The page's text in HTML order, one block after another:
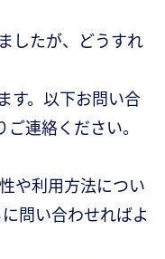
したが、どうすれ
す。以下お問い合
連絡ください。
や利用方法につい
問い合わせればよ